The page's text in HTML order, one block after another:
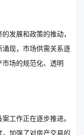
发展和政策的推动，
现，市场供需关系逐
场的规范化、透明
工作正在逐步推进。
加强了对房产交易的